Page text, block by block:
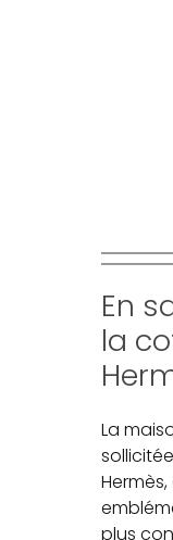
En
la
La
plus